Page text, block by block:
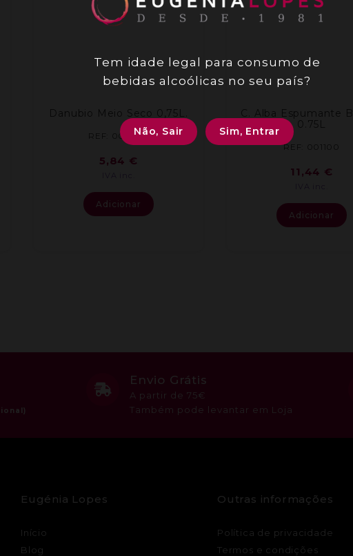
Danubio Meio Seco 0,75L.
REF: 004082
5,84 €
Adicionar
C. Alba Espumante
0.75L
REF: 001100
11,44 €
Adicionar
Envio Grátis
A partir de 75€
Também pode levantar em Loja
Eugénia Lopes
Início
Blog
Outras informações
Política de privacidade
Termos e condições
Tem idade legal para consumo de
bebidas alcoólicas no seu país?
Não, Sair Sim, Entrar